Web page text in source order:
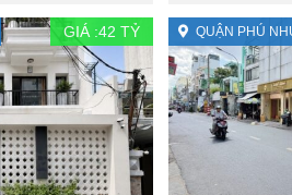
GIÁ :42 TỶ QUẬN PHÚ